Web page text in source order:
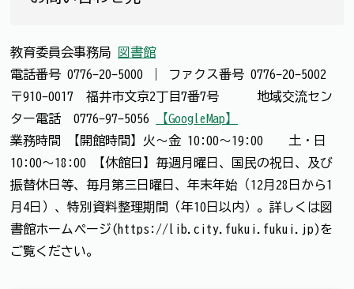
教育委員会事務局
図書館
電話番号 0776-20-5000 ファクス番号 0776-20-5002
〒910-0017 福井市文京2丁目7番7号 地域交流セン
ター電話 0776-97-5056
【GoogleMap】
業務時間 【開館時間】火～金 10:00～19:00 土・日
10:00～18:00 【休館日】毎週月曜日、国民の祝日、及び
振替休日等、毎月第三日曜日、年末年始（12月28日から1
月4日）、特別資料整理期間（年10日以内）。詳しくは図
書館ホームページ(https://lib.city.fukui.fukui.jp)を
ご覧ください。